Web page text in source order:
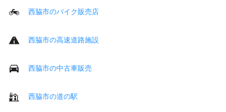
西脇市のバイク販売店
西脇市の高速道路施設
西脇市の中古車販売
西脇市の道の駅